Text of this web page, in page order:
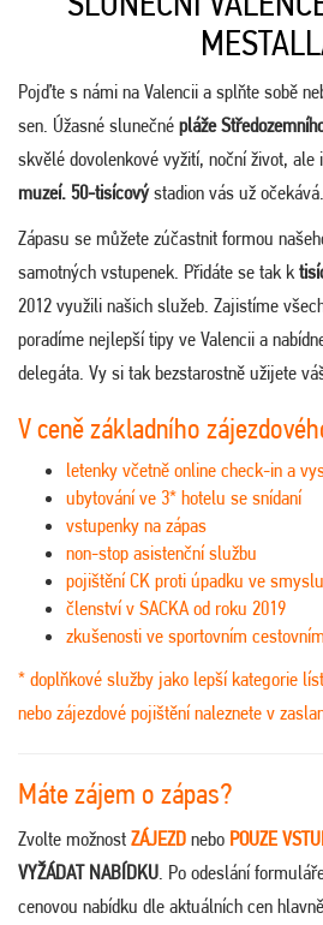
Pojďte s námi na Valencii a splňte sobě
sen. Úžasné slunečné pláže
skvělé dovolenkové vyžití, noční život, ale
muzeí. 50-tisícovýstadion vás už očekává.
Zápasu se můžete zúčastnit formou
samotných vstupenek. Přidáte se tak k
2012 využili našich služeb. Zajistíme
poradíme nejlepší tipy ve Valencii a
delegáta. Vy si tak bezstarostně užijete
V ceně základního
letenky včetně online check-in a
ubytování ve 3* hotelu se snídaní
vstupenky na zápas
non-stop asistenční službu
pojištění CK proti úpadku ve
členství v SACKA od roku 2019
zkušenosti ve sportovním
* doplňkové služby jako lepší kategorie
nebo zájezdové pojištění naleznete v
Máte zájem o zápas?
Zvolte možnost ZÁJEZD nebo POUZE
VYŽÁDAT NABÍDKU. Po odeslání
cenovou nabídku dle aktuálních cen